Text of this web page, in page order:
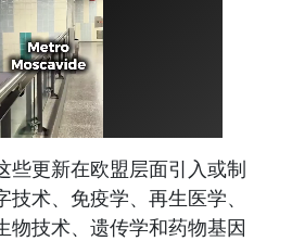
些更新在欧盟层面引入或制
术、免疫学、再生医学、
物技术、遗传学和药物基因